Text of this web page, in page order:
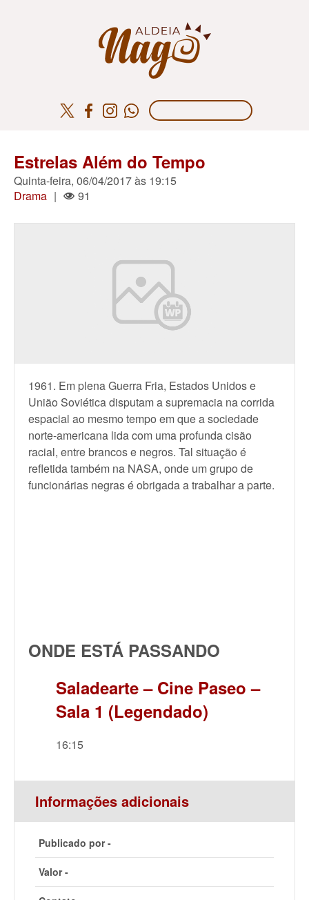
Estrelas Além do Tempo
Quinta-feira, 06/04/2017 às 19:15
Drama | 91
1961. Em plena Guerra Fria, Estados Unidos e
União Soviética disputam a supremacia na corrida
espacial ao mesmo tempo em que a sociedade
norte-americana lida com uma profunda cisão
racial, entre brancos e negros. Tal situação é
refletida também na NASA, onde um grupo de
funcionárias negras é obrigada a trabalhar a parte.
ONDE ESTÁ PASSANDO
Saladearte – Cine Paseo –
Sala 1 (Legendado)
16:15
Informações adicionais
Publicado por -
Valor -